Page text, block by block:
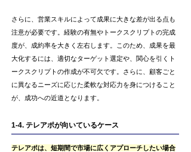
さらに、営業スキルによって成果に大きな差が出る点も
注意が必要です。経験の有無やトークスクリプトの完成
度が、成約率を大きく左右します。このため、成果を最
大化するには、適切なターゲット選定や、関心を引くト
ークスクリプトの作成が不可欠です。さらに、顧客ごと
に異なるニーズに応じた柔軟な対応力を身につけること
が、成功への近道となります。
1-4. テレアポが向いているケース
テレアポは、短期間で市場に広くアプローチしたい場合